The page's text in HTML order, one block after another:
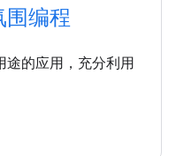
编程
途的应用，充分利用